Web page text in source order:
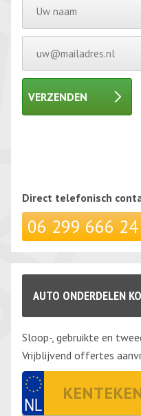
VERZENDEN
Direct telefonisch
06 299 666 24
AUTO ONDERDELEN
Sloop-, gebruikte en
Vrijblijvend offertes